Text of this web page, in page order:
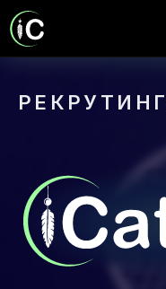
О нас
Процесс
Контакты
FAQ